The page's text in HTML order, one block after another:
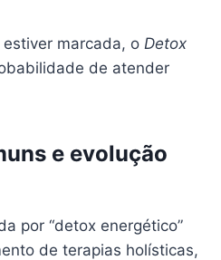
marcada, o Detox
de atender
e evolução
por “detox energético”
de terapias holísticas,